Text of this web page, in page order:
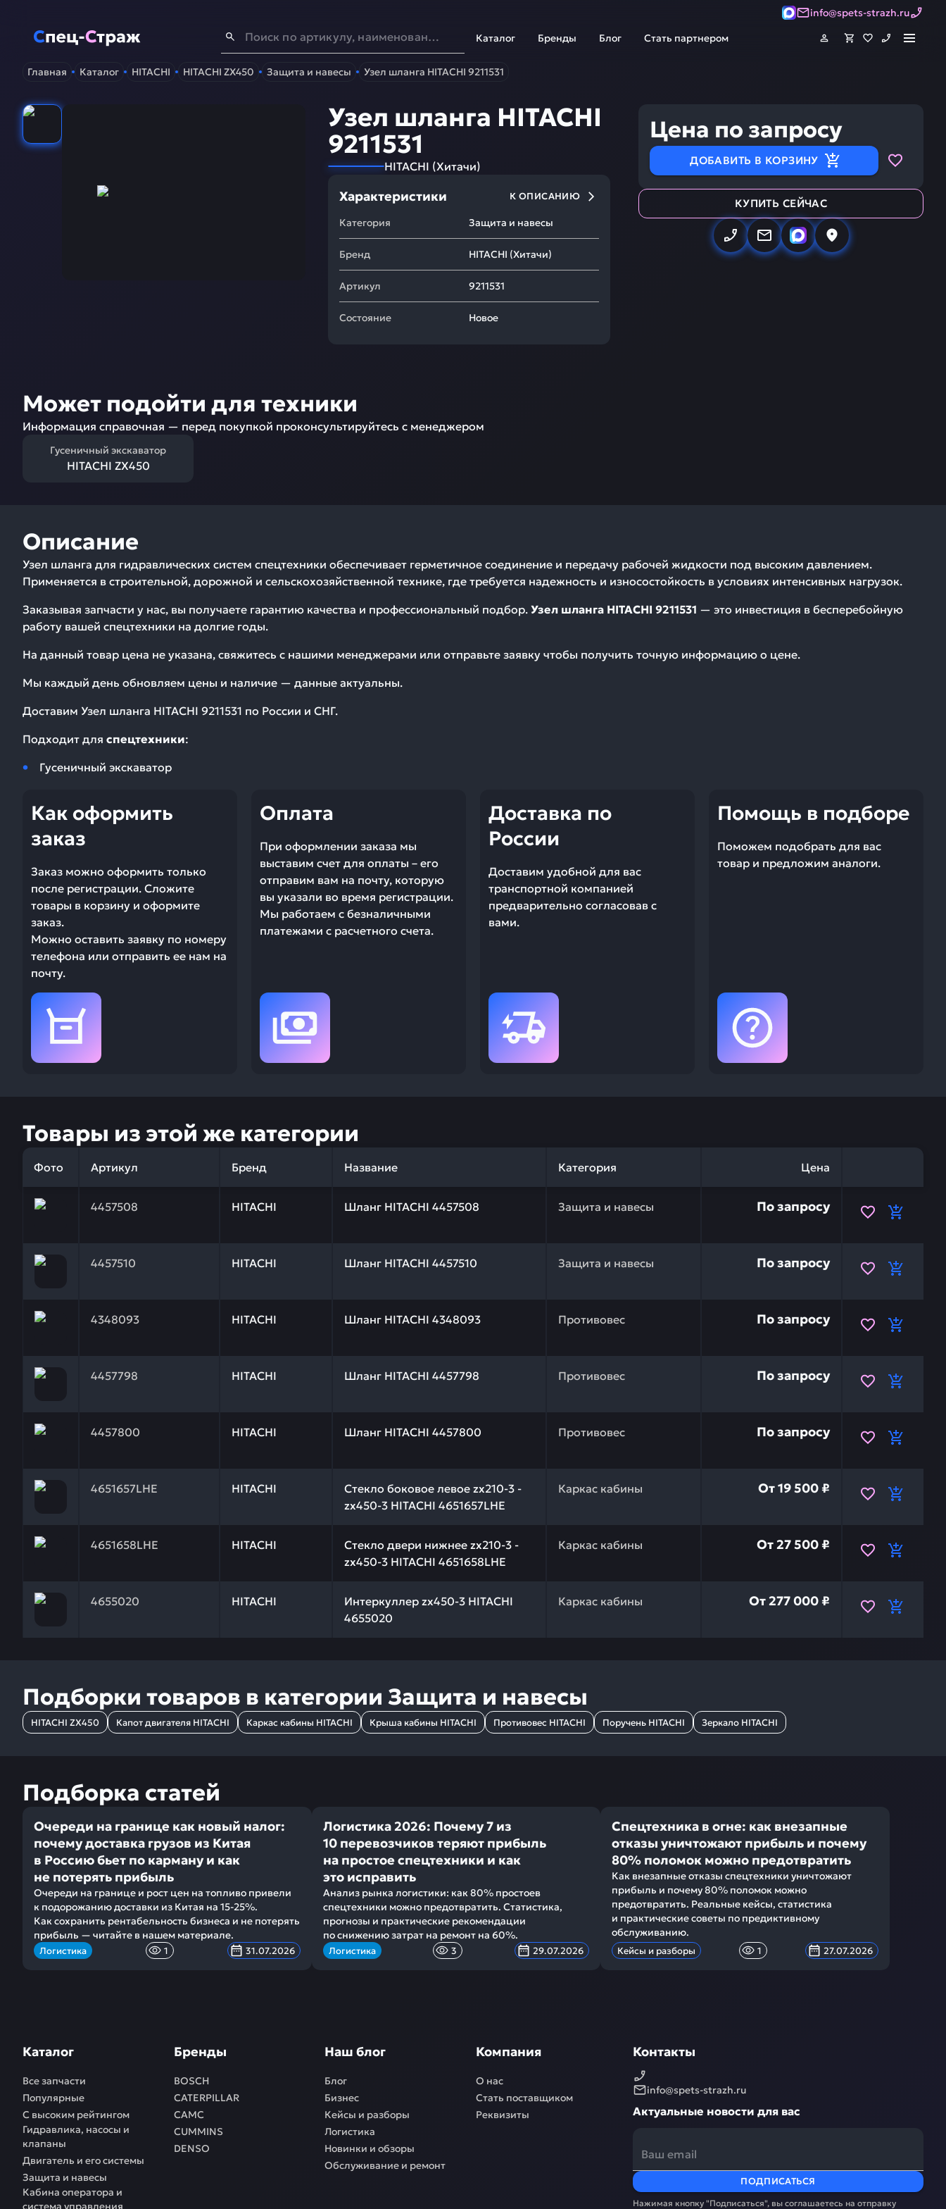
info@spets-strazh.ru
Спец-Страж - Запчасти для спецтехники
Каталог Бренды Блог Стать партнером
Главная Каталог HITACHI HITACHI ZX450 Защита и навесы Узел шланга HITACHI 9211531
Узел шланга HITACHI
9211531
HITACHI (Хитачи)
Характеристики К ОПИСАНИЮ
Категория Защита и навесы
Бренд HITACHI (Хитачи)
Артикул 9211531
Состояние Новое
Цена по запросу
ДОБАВИТЬ В КОРЗИНУ
КУПИТЬ СЕЙЧАС
Может подойти для техники
Информация справочная — перед покупкой проконсультируйтесь с менеджером
Гусеничный экскаватор
HITACHI ZX450
Описание
Узел шланга для гидравлических систем спецтехники обеспечивает герметичное соединение и передачу рабочей жидкости под высоким давлением.
Применяется в строительной, дорожной и сельскохозяйственной технике, где требуется надежность и износостойкость в условиях интенсивных нагрузок.
Заказывая запчасти у нас, вы получаете гарантию качества и профессиональный подбор. Узел шланга HITACHI 9211531 — это инвестиция в бесперебойную
работу вашей спецтехники на долгие годы.
На данный товар цена не указана, свяжитесь с нашими менеджерами или отправьте заявку чтобы получить точную информацию о цене.
Мы каждый день обновляем цены и наличие — данные актуальны.
Доставим Узел шланга HITACHI 9211531 по России и СНГ.
Подходит для спецтехники:
Гусеничный экскаватор
Как оформить
заказ
Заказ можно оформить только
после регистрации. Сложите
товары в корзину и оформите
заказ.
Можно оставить заявку по номеру
телефона или отправить ее нам на
почту.
Оплата
При оформлении заказа мы
выставим счет для оплаты – его
отправим вам на почту, которую
вы указали во время регистрации.
Мы работаем с безналичными
платежами с расчетного счета.
Доставка по
России
Доставим удобной для вас
транспортной компанией
предварительно согласовав с
вами.
Помощь в подборе
Поможем подобрать для вас
товар и предложим аналоги.
Товары из этой же категории
Фото Артикул Бренд Название Категория Цена
4457508 HITACHI Шланг HITACHI 4457508 Защита и навесы
Заказывая запчасти у нас, вы получаете гарантию качества и профессиональный подбор. Шланг HITACHI 4457508 — это инвестиция в бесперебойную
По запросу
4457510 HITACHI Шланг HITACHI 4457510 Защита и навесы
Заказывая запчасти у нас, вы получаете гарантию качества и профессиональный подбор. Шланг HITACHI 4457510 — это инвестиция в бесперебойную
По запросу
4348093 HITACHI Шланг HITACHI 4348093 Противовес
Заказывая запчасти у нас, вы получаете гарантию качества и профессиональный подбор. Шланг HITACHI 4348093 — это инвестиция в бесперебойную
По запросу
4457798 HITACHI Шланг HITACHI 4457798 Противовес
Заказывая запчасти у нас, вы получаете гарантию качества и профессиональный подбор. Шланг HITACHI 4457798 — это инвестиция в бесперебойную
По запросу
4457800 HITACHI Шланг HITACHI 4457800 Противовес
Заказывая запчасти у нас, вы получаете гарантию качества и профессиональный подбор. Шланг HITACHI 4457800 — это инвестиция в бесперебойную
По запросу
4651657LHE HITACHI
Cтекло боковое левое zx210-3 -
zx450-3 HITACHI 4651657LHE
Каркас кабины
Заказывая запчасти у нас, вы получаете гарантию качества и профессиональный подбор. Cтекло боковое левое zx210-3 - zx450-3 HITACHI 4651657LHE —
От19 500 ₽
4651658LHE HITACHI
Cтекло двери нижнее zx210-3 -
zx450-3 HITACHI 4651658LHE
Каркас кабины
Заказывая запчасти у нас, вы получаете гарантию качества и профессиональный подбор. Cтекло двери нижнее zx210-3 - zx450-3 HITACHI 4651658LHE — это
От27 500 ₽
4655020 HITACHI
Интеркуллер zx450-3 HITACHI
4655020
Каркас кабины
Заказывая запчасти у нас, вы получаете гарантию качества и профессиональный подбор. Интеркуллер zx450-3 HITACHI 4655020 — это инвестиция в
От277 000 ₽
Подборки товаров в категории Защита и навесы
HITACHI ZX450 Капот двигателя HITACHI Каркас кабины HITACHI Крыша кабины HITACHI Противовес HITACHI Поручень HITACHI Зеркало HITACHI
Подборка статей
Очереди на границе как новый налог:
почему доставка грузов из Китая
в Россию бьет по карману и как
не потерять прибыль
Очереди на границе и рост цен на топливо привели
к подорожанию доставки из Китая на 15-25%.
Как сохранить рентабельность бизнеса и не потерять
прибыль — читайте в нашем материале.
Логистика 1 31.07.2026
Логистика 2026: Почему 7 из
10 перевозчиков теряют прибыль
на простое спецтехники и как
это исправить
Анализ рынка логистики: как 80% простоев
спецтехники можно предотвратить. Статистика,
прогнозы и практические рекомендации
по снижению затрат на ремонт на 60%.
Логистика 3 29.07.2026
Спецтехника в огне: как внезапные
отказы уничтожают прибыль и почему
80% поломок можно предотвратить
Как внезапные отказы спецтехники уничтожают
прибыль и почему 80% поломок можно
предотвратить. Реальные кейсы, статистика
и практические советы по предиктивному
обслуживанию.
Кейсы и разборы 1 27.07.2026
Каталог
Все запчасти
Популярные
С высоким рейтингом
Гидравлика, насосы и
клапаны
Двигатель и его системы
Защита и навесы
Кабина оператора и
система управления
Бренды
BOSCH
CATERPILLAR
CAMC
CUMMINS
DENSO
Наш блог
Блог
Бизнес
Кейсы и разборы
Логистика
Новинки и обзоры
Обслуживание и ремонт
Компания
О нас
Стать поставщиком
Реквизиты
Контакты
info@spets-strazh.ru
Актуальные новости для вас
ПОДПИСАТЬСЯ
Нажимая кнопку "Подписаться", вы соглашаетесь на отправку